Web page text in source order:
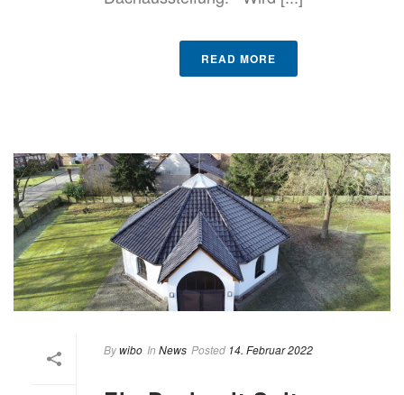
READ MORE
Bywibo In News Posted 14. Februar 2022